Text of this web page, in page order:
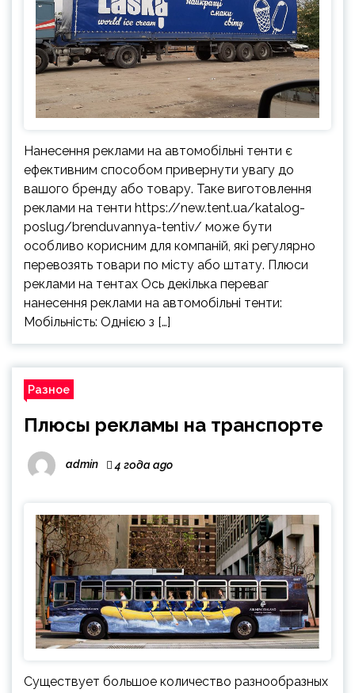
Нанесення реклами на автомобільні тенти є
ефективним способом привернути увагу до
вашого бренду або товару. Таке виготовлення
реклами на тенти https://new.tent.ua/katalog-
poslug/brenduvannya-tentiv/ може бути
особливо корисним для компаній, які регулярно
перевозять товари по місту або штату. Плюси
реклами на тентах Ось декілька переваг
нанесення реклами на автомобільні тенти:
Мобільність: Однією з […]
Разное
Плюсы рекламы на транспорте
admin 4 года ago
Существует большое количество разнообразных